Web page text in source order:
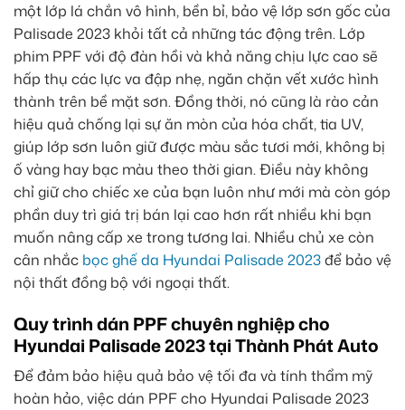
một lớp lá chắn vô hình, bền bỉ, bảo vệ lớp sơn gốc của
Palisade 2023 khỏi tất cả những tác động trên. Lớp
phim PPF với độ đàn hồi và khả năng chịu lực cao sẽ
hấp thụ các lực va đập nhẹ, ngăn chặn vết xước hình
thành trên bề mặt sơn. Đồng thời, nó cũng là rào cản
hiệu quả chống lại sự ăn mòn của hóa chất, tia UV,
giúp lớp sơn luôn giữ được màu sắc tươi mới, không bị
ố vàng hay bạc màu theo thời gian. Điều này không
chỉ giữ cho chiếc xe của bạn luôn như mới mà còn góp
phần duy trì giá trị bán lại cao hơn rất nhiều khi bạn
muốn nâng cấp xe trong tương lai. Nhiều chủ xe còn
cân nhắc bọc ghế da Hyundai Palisade 2023để bảo vệ
nội thất đồng bộ với ngoại thất.
Quy trình dán PPF chuyên nghiệp cho
Hyundai Palisade 2023 tại Thành Phát Auto
Để đảm bảo hiệu quả bảo vệ tối đa và tính thẩm mỹ
hoàn hảo, việc dán PPF cho Hyundai Palisade 2023